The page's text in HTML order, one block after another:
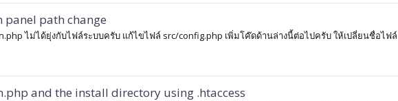
panel path change
ไม่ได้ยุ่งกับไฟล์ระบบครับ แก้ไขไฟล์ src/config.php เพิ่มโค๊ดด้านล่างนี้ต่อไปครับ ให้เปลี่ยนชื่อไฟล์
and the install directory using .htaccess